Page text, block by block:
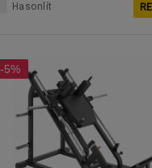
Hasonlít
-5%